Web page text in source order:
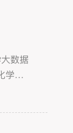
数据
学会